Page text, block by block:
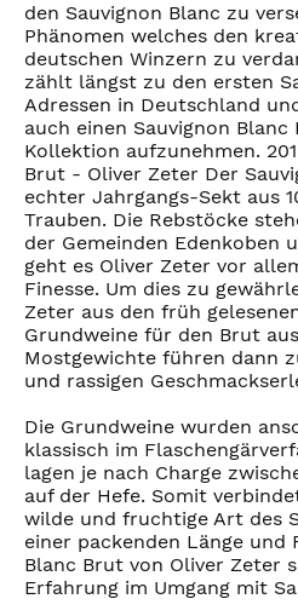
den Sauvignon Blanc zu
Phänomen welches den
deutschen Winzern zu
zählt längst zu den ersten
Adressen in Deutschland
auch einen Sauvignon
Kollektion aufzunehmen.
Brut - Oliver Zeter Der
echter Jahrgangs-Sekt aus
Trauben. Die Rebstöcke
der Gemeinden Edenkoben
geht es Oliver Zeter vor
Finesse. Um dies zu
Zeter aus den früh
Grundweine für den Brut
Mostgewichte führen dann
und rassigen
Die Grundweine wurden
klassisch im
lagen je nach Charge
auf der Hefe. Somit
wilde und fruchtige Art des
einer packenden Länge und
Blanc Brut von Oliver Zeter
Erfahrung im Umgang mit